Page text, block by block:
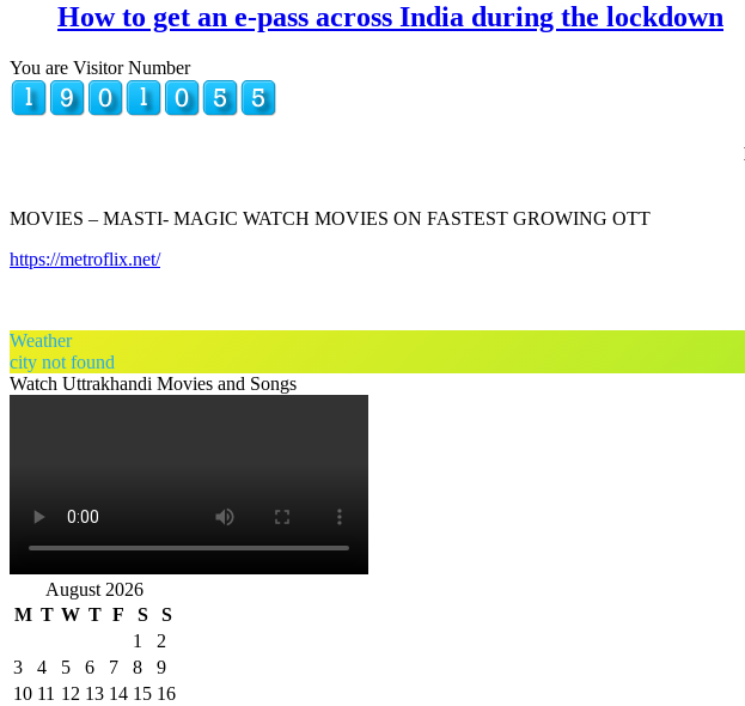
How to get an e-pass across India during the lockdown
You are Visitor Number
MOVIES – MASTI- MAGIC WATCH MOVIES ON FASTEST GROWING OTT
https://metroflix.net/
Weather
city not found
Watch Uttrakhandi Movies and Songs
August 2026
M T W T F S
S
1
2
3
4 5 6 7 8
9
10 11 12 13 14 15 16